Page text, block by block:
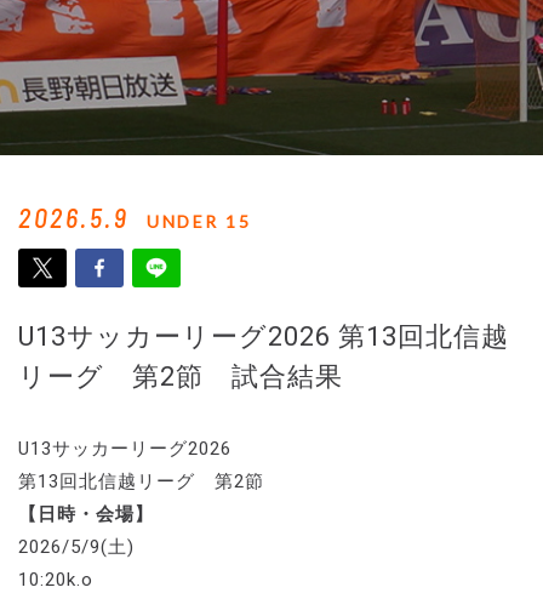
2026.5.9 UNDER 15
U13サッカーリーグ2026 第13回北信越
リーグ 第2節 試合結果
U13サッカーリーグ2026
第13回北信越リーグ 第2節
【日時・会場】
2026/5/9(土)
10:20k.o